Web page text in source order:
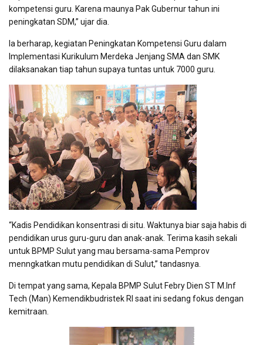
kompetensi guru. Karena maunya Pak Gubernur tahun ini
peningkatan SDM,” ujar dia.
Ia berharap, kegiatan Peningkatan Kompetensi Guru dalam
Implementasi Kurikulum Merdeka Jenjang SMA dan SMK
dilaksanakan tiap tahun supaya tuntas untuk 7000 guru.
“Kadis Pendidikan konsentrasi di situ. Waktunya biar saja habis di
pendidikan urus guru-guru dan anak-anak. Terima kasih sekali
untuk BPMP Sulut yang mau bersama-sama Pemprov
menngkatkan mutu pendidikan di Sulut,” tandasnya.
Di tempat yang sama, Kepala BPMP Sulut Febry Dien ST M.Inf
Tech (Man) Kemendikbudristek RI saat ini sedang fokus dengan
kemitraan.